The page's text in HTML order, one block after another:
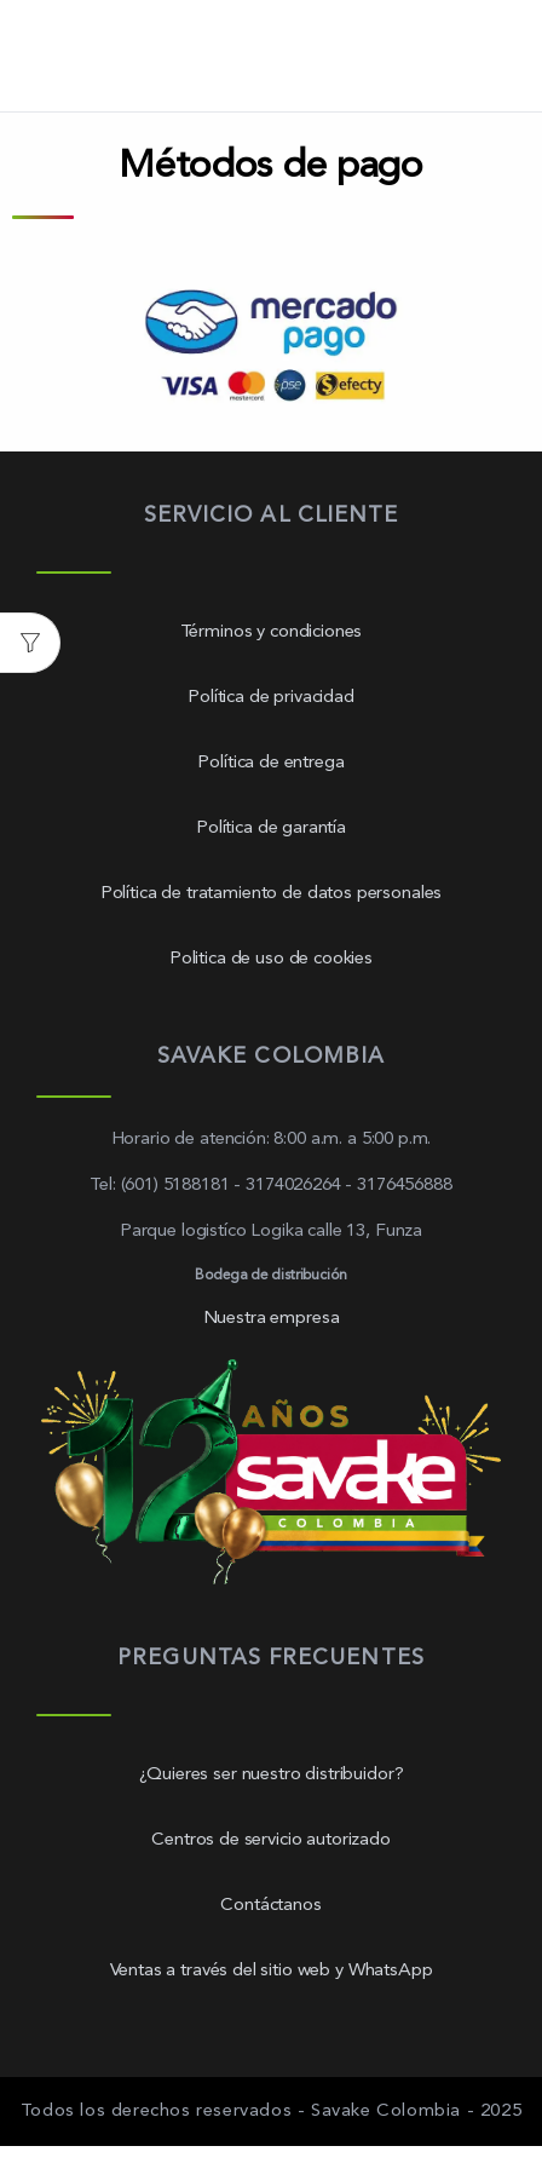
Métodos de pago
SERVICIO AL CLIENTE
Términos y condiciones
Política de privacidad
Política de entrega
Política de garantía
Política de tratamiento de datos personales
Politica de uso de cookies
SAVAKE COLOMBIA
Horario de atención: 8:00 a.m. a 5:00 p.m.
Tel: (601) 5188181 - 3174026264 - 3176456888
Parque logistíco Logika calle 13, Funza
Bodega de distribución
Nuestra empresa
PREGUNTAS FRECUENTES
¿Quieres ser nuestro distribuidor?
Centros de servicio autorizado
Contáctanos
Ventas a través del sitio web y WhatsApp
Todos los derechos reservados - Savake Colombia - 2025